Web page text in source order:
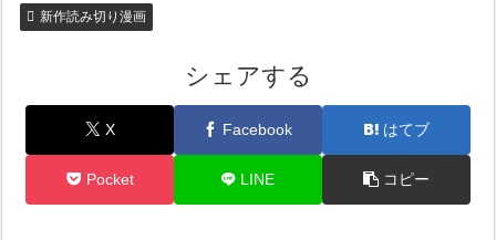
新作読み切り漫画
シェアする
X Facebook はてブ
Pocket LINE コピー